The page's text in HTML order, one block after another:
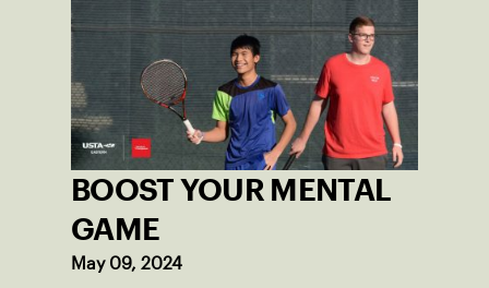
BOOST YOUR MENTAL
GAME
May 09, 2024